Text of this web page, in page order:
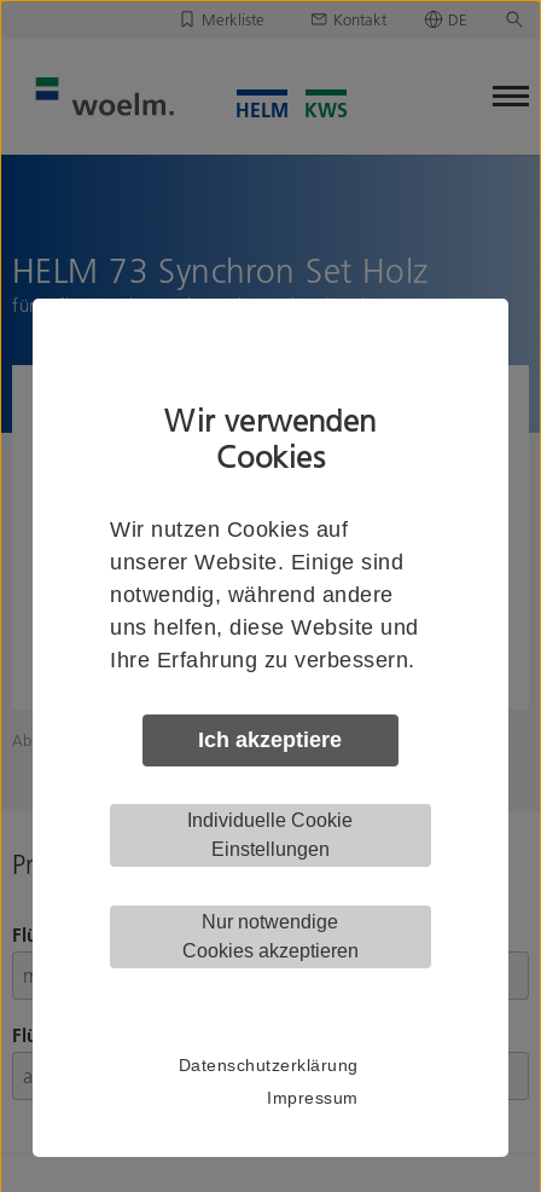
Wir verwenden
Cookies
Wir nutzen Cookies auf
unserer Website. Einige sind
notwendig, während andere
uns helfen, diese Website und
Ihre Erfahrung zu verbessern.
Ich akzeptiere
Individuelle Cookie
Einstellungen
Nur notwendige
Cookies akzeptieren
Datenschutzerklärung
Impressum
Merkliste Kontakt DE
HELM 73 Synchron Set Holz
für 2-flg. Synchronanlagen bis 80 kg/Flügel
Abbildung zeigt HELM 007380
Produkt konfigurieren
Flügelgewicht
Flügelstärke